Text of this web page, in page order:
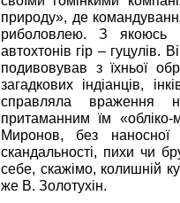
природу», де
риболовлею. З якоюсь
автохтонів гір – гуцулів.
подивовував з їхньої
загадкових індіанців,
справляла враження
притаманним їм
Миронов, без наносної
скандальності, пихи чи
себе, скажімо, колишній
же В. Золотухін.